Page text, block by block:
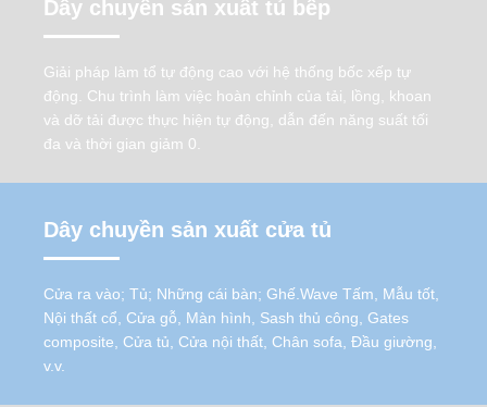
Giải pháp dây chuyền sản xuất đồ nội
tôi
Dây chuyền sản xuất tủ bếp
Giải pháp làm tổ tự động cao với hệ thống bốc xếp tự
động. Chu trình làm việc hoàn chỉnh của tải, lồng, khoan
và dỡ tải được thực hiện tự động, dẫn đến năng suất tối
đa và thời gian giảm 0.
Dây chuyền sản xuất cửa tủ
Cửa ra vào; Tủ; Những cái bàn; Ghế.Wave Tấm, Mẫu tốt,
Nội thất cổ, Cửa gỗ, Màn hình, Sash thủ công, Gates
composite, Cửa tủ, Cửa nội thất, Chân sofa, Đầu giường,
v.v.